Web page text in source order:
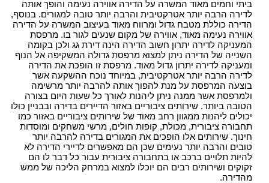
ביתי וחמים מאוד המשרה על הדירה אווירה נעימה והופך אותה
לדירה הרבה יותר אטרקטיבית והרבה יותר טובה למגורים. בנוסף,
הדירה כוללת מטבח גדול ומרווח מאוד בעיצוב המשרה על הדירה
אווירה נעימה מאוד, אווירה של מקום שנעים לגור בו. מרפסת
המעניקה לדירה יתרון חשוב הדירה הינה דירת גג ולכן בקומה
השנייה של הדירה ניתן למצוא מרפסת גדולה המשקיפה אל הנוף
ומעניקה לדירה יתרון גדול מאוד. מרפסת זו הופכת את הדירה
לדירה הרבה יותר אטרקטיבית, במיוחד נוכח ההשקעה אשר
בוצעה המרפסת על מנת להפוך אותה להרבה יותר מרשימה
ולמרפסת אשר ממנה ניתן ליהנות לאורך כל שעות היום בצורה
הטובה ביותר. שירותים ציבוריים באזור הדיירים בדירה ובבניין כולו
יכולים ליהנות ממגוון רחב מאוד של שירותים ציבוריים באזור כמו
תחבורה ציבורית, מכולת, קופות חולים, מרשי משחקים ומוסדות
חינוך. שירותים אלו הופכים את המגורים בדירה להרבה יותר
טובים והרבה יותר נעימים שכן הם מאפשרים לדיירי הדירה לא
להיות תלויים ברכב או בתחבורה ציבורית עבור כל דבר לו הם
זקוקים ושירותים רבים הם יוכלו למצוא במרחק הליכה של ממש
מהדירה.